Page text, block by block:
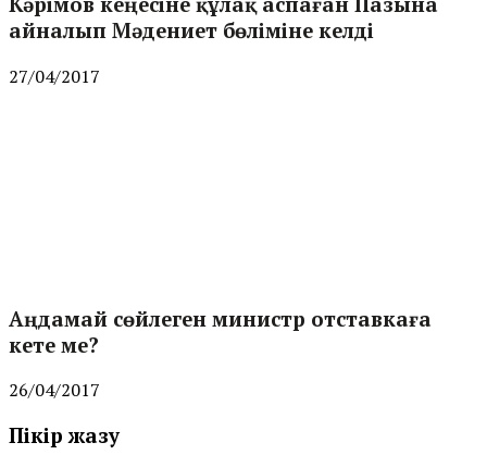
айналып Мәдениет бөліміне келді
27/04/2017
Аңдамай сөйлеген министр отставкаға
кете ме?
26/04/2017
Пікір жазу